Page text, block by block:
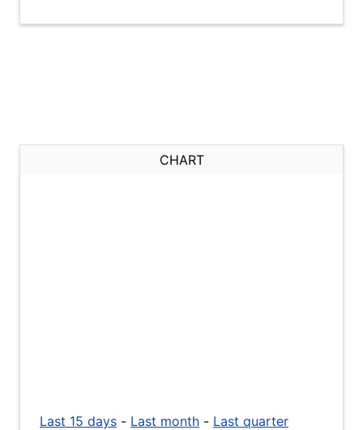
CHART
Last 15 days - Last month - Last quarter